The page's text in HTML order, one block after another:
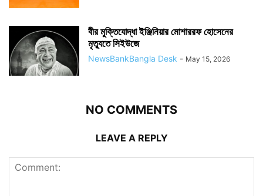
বীর মুক্তিযোদ্ধা ইঞ্জিনিয়ার মোশাররফ হোসেনের
মৃত্যুতে সিইউজে
NewsBankBangla Desk - May 15, 2026
NO COMMENTS
LEAVE A REPLY